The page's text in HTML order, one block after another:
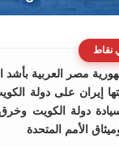
نقاط
مصر العربية بأشد
إيران على دولة
دولة الكويت
الأمم المتحدة